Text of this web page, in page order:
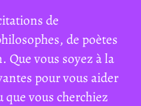
de
de poètes
Que vous soyez à la
pour vous aider
vous cherchiez